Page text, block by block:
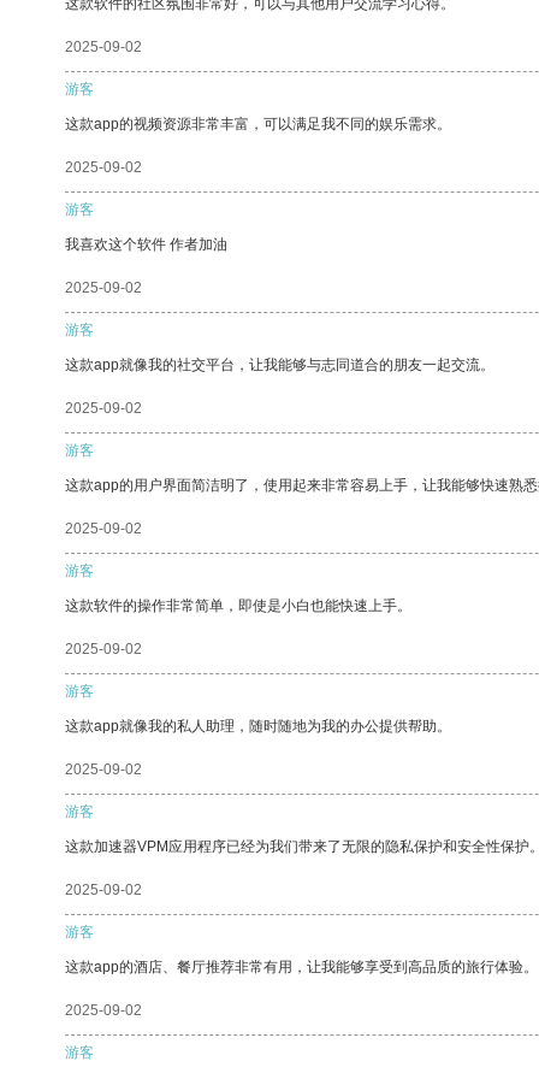
这款软件的社区氛围非常好，可以与其他用户交流学习心得。
2025-09-02
游客
这款app的视频资源非常丰富，可以满足我不同的娱乐需求。
2025-09-02
游客
我喜欢这个软件 作者加油
2025-09-02
游客
这款app就像我的社交平台，让我能够与志同道合的朋友一起交流。
2025-09-02
游客
这款app的用户界面简洁明了，使用起来非常容易上手，让我能够快速熟
2025-09-02
游客
这款软件的操作非常简单，即使是小白也能快速上手。
2025-09-02
游客
这款app就像我的私人助理，随时随地为我的办公提供帮助。
2025-09-02
游客
这款加速器VPM应用程序已经为我们带来了无限的隐私保护和安全性保护
2025-09-02
游客
这款app的酒店、餐厅推荐非常有用，让我能够享受到高品质的旅行体验。
2025-09-02
游客